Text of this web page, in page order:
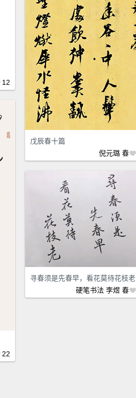
12
戊辰春十篇
倪元璐 春
22
寻春须是先春早，看花莫待花枝老
硬笔书法 李煜 春